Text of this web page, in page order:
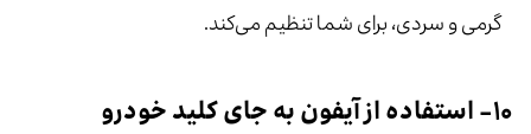
گرمی و سردی، برای شما تنظیم می‌کند.
۱۰- استفاده از آیفون به جای کلید خودرو